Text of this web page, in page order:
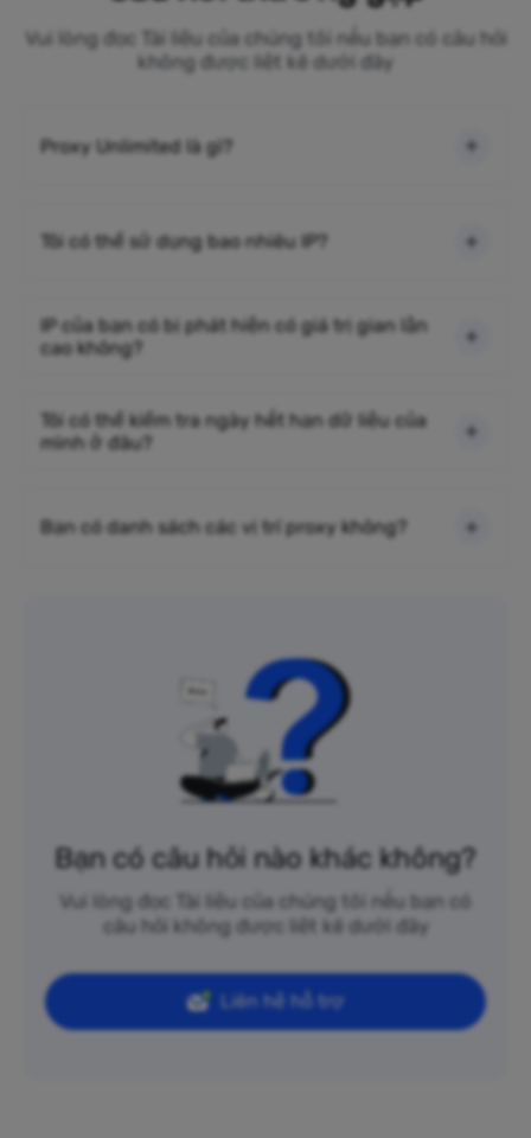
Vui lòng đọc Tài liệu của chúng tôi nếu bạn có câu hỏi
không được liệt kê dưới đây
Proxy Unlimited là gì?
Tôi có thể sử dụng bao nhiêu IP?
IP của bạn có bị phát hiện có giá trị gian lận
cao không?
Tôi có thể kiểm tra ngày hết hạn dữ liệu của
mình ở đâu?
Bạn có danh sách các vị trí proxy không?
Bạn có câu hỏi nào khác không?
Vui lòng đọc Tài liệu của chúng tôi nếu bạn có
câu hỏi không được liệt kê dưới đây
Liên hệ hỗ trợ